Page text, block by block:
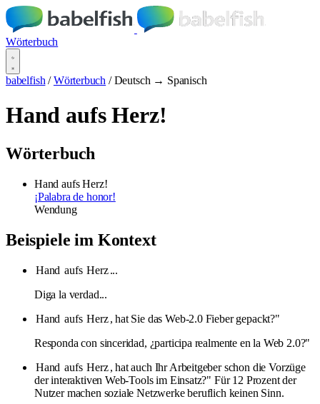
Wörterbuch
babelfish / Wörterbuch / Deutsch → Spanisch
Hand aufs Herz!
Wörterbuch
Hand aufs Herz!
¡Palabra de honor!
Wendung
Beispiele im Kontext
Hand aufs Herz ...
Diga la verdad...
Hand aufs Herz , hat Sie das Web-2.0 Fieber gepackt?"
Responda con sinceridad, ¿participa realmente en la Web 2.0?"
Hand aufs Herz , hat auch Ihr Arbeitgeber schon die Vorzüge
der interaktiven Web-Tools im Einsatz?" Für 12 Prozent der
Nutzer machen soziale Netzwerke beruflich keinen Sinn.